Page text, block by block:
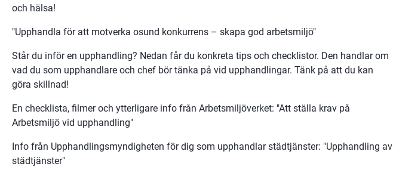
och hälsa!
"Upphandla för att motverka osund konkurrens – skapa god arbetsmiljö"
Står du inför en upphandling? Nedan får du konkreta tips och checklistor. Den handlar om
vad du som upphandlare och chef bör tänka på vid upphandlingar. Tänk på att du kan
göra skillnad!
En checklista, filmer och ytterligare info från Arbetsmiljöverket: "Att ställa krav på
Arbetsmiljö vid upphandling"
Info från Upphandlingsmyndigheten för dig som upphandlar städtjänster: "Upphandling av
städtjänster"